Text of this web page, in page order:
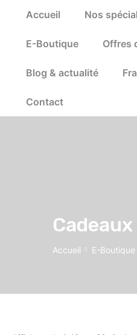
Accueil Nos
E-Boutique Offres
Blog & actualité
Contact
Accueil E-Boutique